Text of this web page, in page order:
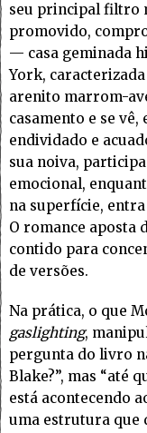
seu principal filtro
promovido,
— casa geminada
York,
arenito marrom-
casamento e se
endividado e
sua noiva,
emocional,
na superfície,
O romance aposta
contido para
de versões.
Na prática, o que
gaslighting,
pergunta do livro
Blake?”, mas “até
está acontecendo
uma estrutura que